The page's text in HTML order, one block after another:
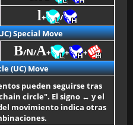
l+
/
Special Move
B/N/A+ +
+
(UC) Move
pueden seguirse tras
circle". El signo ↔ y el
movimiento indica otras